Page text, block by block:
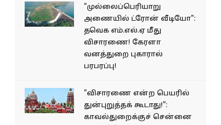
"முல்லைப்பெரியாறு
அணையில் ட்ரோன் வீடியோ":
தவெக எம்.எல்.ஏ மீது
விசாரணை! கேரளா
வனத்துறை புகாரால்
பரபரப்பு!
"விசாரணை என்ற பெயரில்
துன்புறுத்தக் கூடாது!":
காவல்துறைக்குச் சென்னை